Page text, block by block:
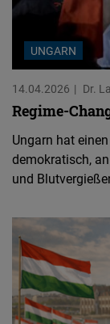
UNGARN
14.04.2026 Dr.
Regime-
Ungarn hat
demokratisch,
und